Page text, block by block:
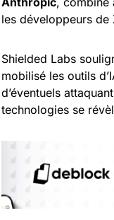
les développeurs de
Shielded Labs
mobilisé les outils
d’éventuels
technologies se